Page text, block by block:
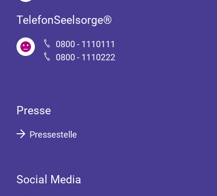
TelefonSeelsorge®
0800 - 1110111
0800 - 1110222
Presse
Pressestelle
Social Media